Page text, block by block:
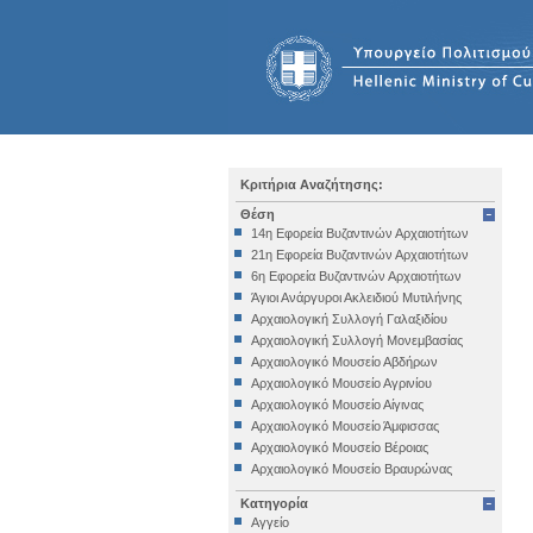
Κριτήρια Αναζήτησης:
Θέση
14η Εφορεία Βυζαντινών Αρχαιοτήτων
21η Εφορεία Βυζαντινών Αρχαιοτήτων
6η Εφορεία Βυζαντινών Αρχαιοτήτων
Άγιοι Ανάργυροι Ακλειδιού Μυτιλήνης
Αρχαιολογική Συλλογή Γαλαξιδίου
Αρχαιολογική Συλλογή Μονεμβασίας
Αρχαιολογικό Μουσείο Αβδήρων
Αρχαιολογικό Μουσείο Αγρινίου
Αρχαιολογικό Μουσείο Αίγινας
Αρχαιολογικό Μουσείο Άμφισσας
Αρχαιολογικό Μουσείο Βέροιας
Αρχαιολογικό Μουσείο Βραυρώνας
Αρχαιολογικό Μουσείο Δελφών
Αρχαιολογικό Μουσείο Ηγουμενίτσας
Κατηγορία
Αγγείο